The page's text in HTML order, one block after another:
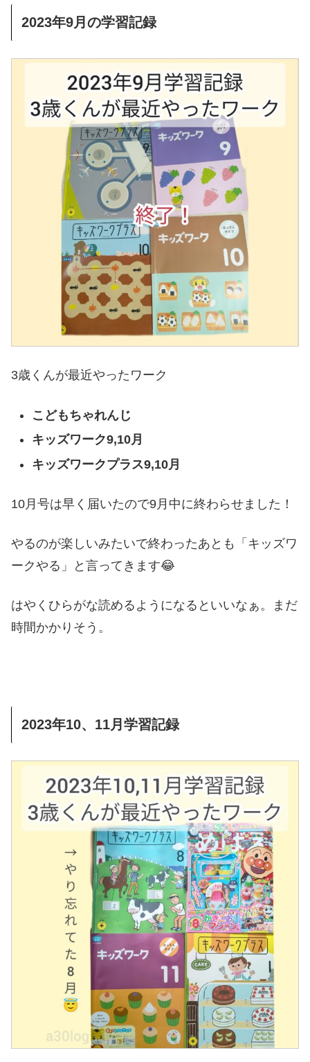
2023年9月の学習記録
3歳くんが最近やったワーク
こどもちゃれんじ
キッズワーク9,10月
キッズワークプラス9,10月
10月号は早く届いたので9月中に終わらせました！
やるのが楽しいみたいで終わったあとも「キッズワ
ークやる」と言ってきます😂
はやくひらがな読めるようになるといいなぁ。まだ
時間かかりそう。
2023年10、11月学習記録